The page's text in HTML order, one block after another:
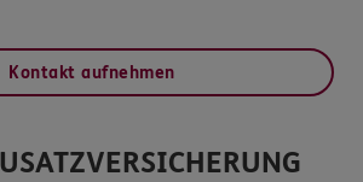
Kontakt aufnehmen